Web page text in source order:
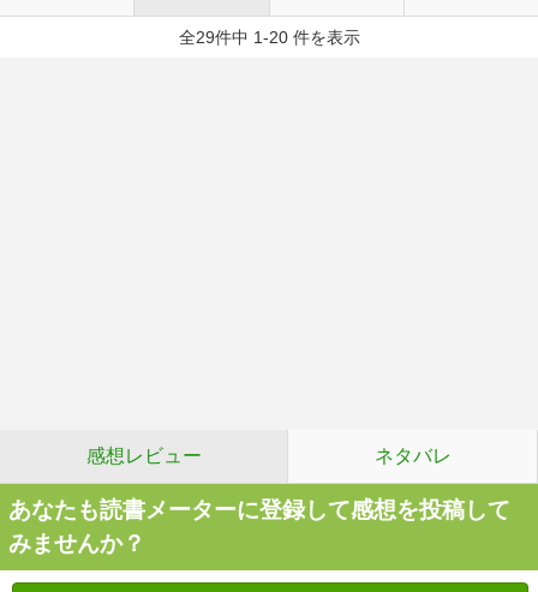
全29件中 1-20 件を表示
感想レビュー ネタバレ
あなたも読書メーターに登録して感想を投稿して
みませんか？